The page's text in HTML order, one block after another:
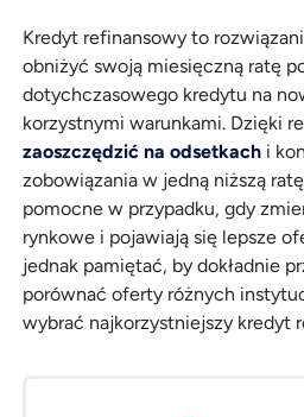
Kredyt refinansowy to
obniżyć swoją miesięczną ratę
dotychczasowego kredytu na
korzystnymi warunkami. Dzięki
zaoszczędzić na odsetkach i
zobowiązania w jedną niższą
pomocne w przypadku, gdy
rynkowe i pojawiają się lepsze
jednak pamiętać, by dokładnie
porównać oferty różnych
wybrać najkorzystniejszy kredyt